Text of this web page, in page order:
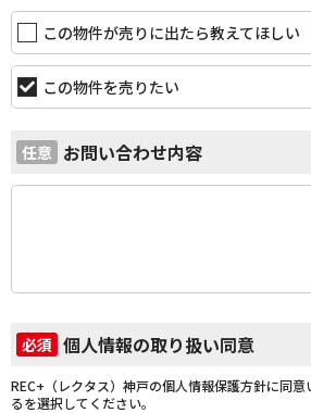
この物件が売りに出たら教えてほしい
この物件を売りたい
任意 お問い合わせ内容
必須 個人情報の取り扱い同意
REC+（レクタス）神戸の個人情報保護方針に同
るを選択してください。